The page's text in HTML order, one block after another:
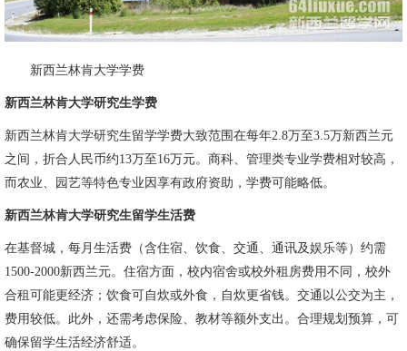
新西兰林肯大学学费
新西兰林肯大学研究生学费
新西兰林肯大学研究生留学学费大致范围在每年2.8万至3.5万新西兰元
之间，折合人民币约13万至16万元。商科、管理类专业学费相对较高，
而农业、园艺等特色专业因享有政府资助，学费可能略低。
新西兰林肯大学研究生留学生活费
在基督城，每月生活费（含住宿、饮食、交通、通讯及娱乐等）约需
1500-2000新西兰元。住宿方面，校内宿舍或校外租房费用不同，校外
合租可能更经济；饮食可自炊或外食，自炊更省钱。交通以公交为主，
费用较低。此外，还需考虑保险、教材等额外支出。合理规划预算，可
确保留学生活经济舒适。